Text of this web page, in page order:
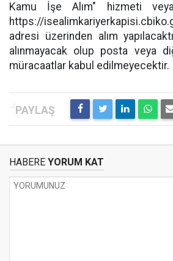
Kamu İşe Alım" hizmeti veya
https://
adresi üzerinden alım
alınmayacak olup posta veya
müracaatlar kabul edilmeyecektir.
HABERE YORUM KAT